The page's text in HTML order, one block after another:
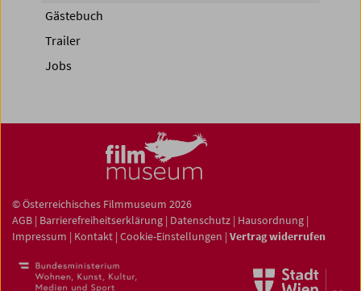
Gästebuch
Trailer
Jobs
© Österreichisches Filmmuseum 2026
AGB | Barrierefreiheitserklärung | Datenschutz | Hausordnung |
Impressum | Kontakt | Cookie-Einstellungen | Vertrag widerrufen